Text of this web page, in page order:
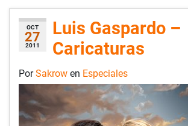
OCT
27
2011
Luis Gaspardo –
Caricaturas
PorSakrow en Especiales